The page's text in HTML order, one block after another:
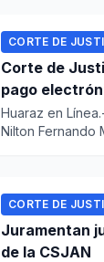
CORTE DE
Corte de
pago
Huaraz en
Nilton Fernando
CORTE DE
Juramentan
de la CSJAN